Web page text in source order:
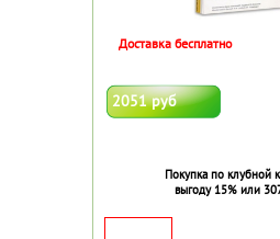
2051 руб
Покупка по клубной
выгоду 15% или
Доставка бесплатно